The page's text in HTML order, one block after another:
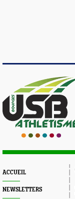
ACCUEIL
NEWSLETTERS